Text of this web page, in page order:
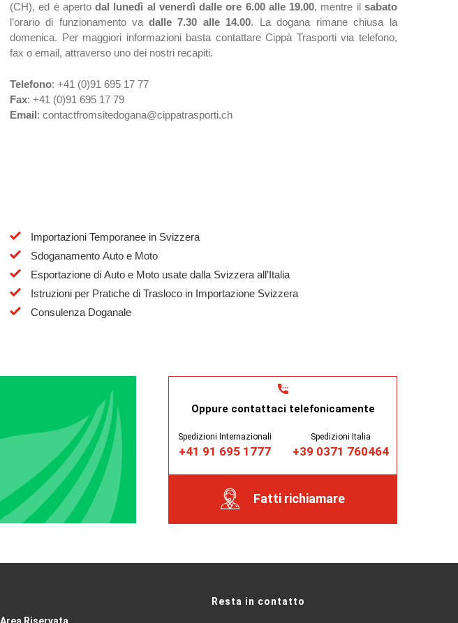
(CH), ed è aperto dal lunedì al venerdì dalle ore 6.00 alle 19.00, mentre il sabato
l’orario di funzionamento va dalle 7.30 alle 14.00. La dogana rimane chiusa la
domenica. Per maggiori informazioni basta contattare Cippà Trasporti via telefono,
fax o email, attraverso uno dei nostri recapiti.
Telefono: +41 (0)91 695 17 77
Fax: +41 (0)91 695 17 79
Email: contactfromsitedogana@cippatrasporti.ch
Importazioni Temporanee in Svizzera
Sdoganamento Auto e Moto
Esportazione di Auto e Moto usate dalla Svizzera all’Italia
Istruzioni per Pratiche di Trasloco in Importazione Svizzera
Consulenza Doganale
Oppure contattaci telefonicamente
Spedizioni Internazionali
+41 91 695 1777
Spedizioni Italia
+39 0371 760464
Fatti richiamare
Area Riservata
Resta in contatto